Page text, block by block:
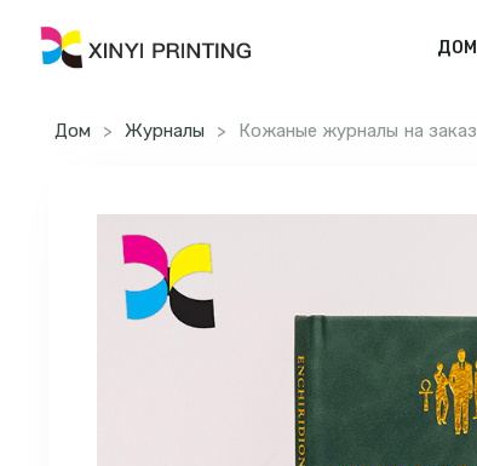
ДОМ
Дом > Журналы > Кожаные журналы на заказ